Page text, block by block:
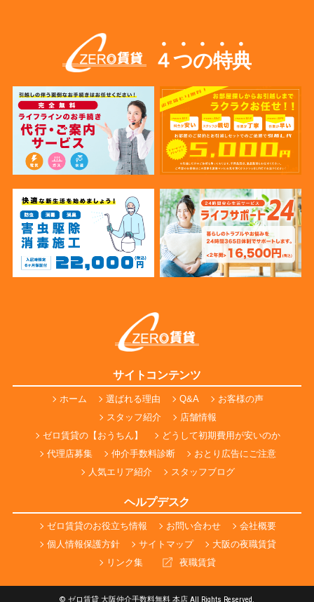
４つの特典
サイトコンテンツ
ホーム 選ばれる理由 Q&A
お客様の声
スタッフ紹介
店舗情報
ゼロ賃貸の【おうちん】
どうして初期費用が安いのか
代理店募集
仲介手数料診断
おとり広告にご注意
人気エリア紹介
スタッフブログ
ヘルプデスク
ゼロ賃貸のお役立ち情報 お問い合わせ
会社概要
個人情報保護方針
サイトマップ
大阪の夜職賃貸
リンク集
夜職賃貸
© ゼロ賃貸 大阪仲介手数料無料 本店 All Rights Reserved.